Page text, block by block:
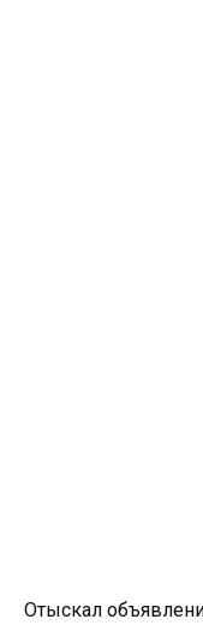
Отыскал